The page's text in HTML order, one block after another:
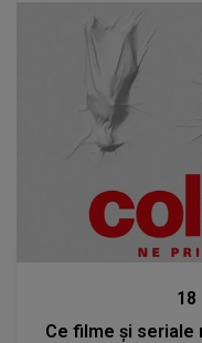
18
Ce filme și